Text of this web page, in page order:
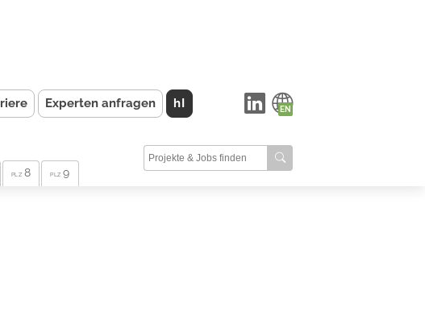
Experten anfragen hI
PLZ 8 PLZ 9